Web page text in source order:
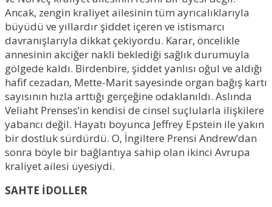
Ancak, zengin kraliyet ailesinin tüm ayrıcalıklarıyla
büyüdü ve yıllardır şiddet içeren ve istismarcı
davranışlarıyla dikkat çekiyordu. Karar, öncelikle
annesinin akciğer nakli beklediği sağlık durumuyla
gölgede kaldı. Birdenbire, şiddet yanlısı oğul ve aldığı
hafif cezadan, Mette-Marit sayesinde organ bağış kartı
sayısının hızla arttığı gerçeğine odaklanıldı. Aslında
Veliaht Prenses’in kendisi de cinsel suçlularla ilişkilere
yabancı değil. Hayatı boyunca Jeffrey Epstein ile yakın
bir dostluk sürdürdü. O, İngiltere Prensi Andrew’dan
sonra böyle bir bağlantıya sahip olan ikinci Avrupa
kraliyet ailesi üyesiydi.
SAHTE İDOLLER